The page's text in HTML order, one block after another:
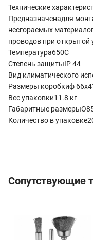
Технические
Предназначенадля
несгораемых
проводов при открытой
Температура650С
Степень защитыIP 44
Вид климатического
Размеры коробкиф
Вес упаковки11.8 кг
Габаритные
Количество в
Сопутствующие